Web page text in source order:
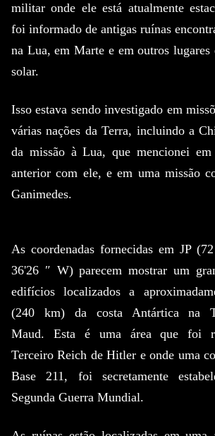
militar onde ele está atualmente
foi informado de antigas ruínas
na Lua, em Marte e em outros lugares
solar.
Isso estava sendo investigado em
várias nações da Terra, incluindo a
da missão à Lua, que mencionei em
anterior com ele, e em uma missão
Ganimedes.
As coordenadas fornecidas em JP
36'26 ″ W) parecem mostrar um
edifícios localizados a
(240 km) da costa Antártica na
Maud. Esta é uma área que foi
Terceiro Reich de Hitler e onde uma
Base 211, foi secretamente
Segunda Guerra Mundial.